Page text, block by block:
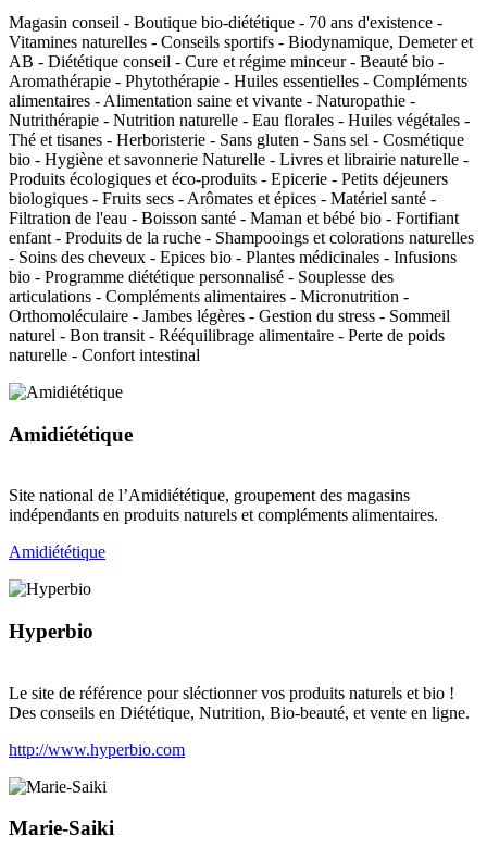
Magasin conseil - Boutique bio-diététique - 70 ans d'existence -
Vitamines naturelles - Conseils sportifs - Biodynamique, Demeter et
AB - Diététique conseil - Cure et régime minceur - Beauté bio -
Aromathérapie - Phytothérapie - Huiles essentielles - Compléments
alimentaires - Alimentation saine et vivante - Naturopathie -
Nutrithérapie - Nutrition naturelle - Eau florales - Huiles végétales -
Thé et tisanes - Herboristerie - Sans gluten - Sans sel - Cosmétique
bio - Hygiène et savonnerie Naturelle - Livres et librairie naturelle -
Produits écologiques et éco-produits - Epicerie - Petits déjeuners
biologiques - Fruits secs - Arômates et épices - Matériel santé -
Filtration de l'eau - Boisson santé - Maman et bébé bio - Fortifiant
enfant - Produits de la ruche - Shampooings et colorations naturelles
- Soins des cheveux - Epices bio - Plantes médicinales - Infusions
bio - Programme diététique personnalisé - Souplesse des
articulations - Compléments alimentaires - Micronutrition -
Orthomoléculaire - Jambes légères - Gestion du stress - Sommeil
naturel - Bon transit - Rééquilibrage alimentaire - Perte de poids
naturelle - Confort intestinal
Amidiététique
Site national de l’Amidiététique, groupement des magasins
indépendants en produits naturels et compléments alimentaires.
Amidiététique
Hyperbio
Le site de référence pour sléctionner vos produits naturels et bio !
Des conseils en Diététique, Nutrition, Bio-beauté, et vente en ligne.
http://www.hyperbio.com
Marie-Saiki